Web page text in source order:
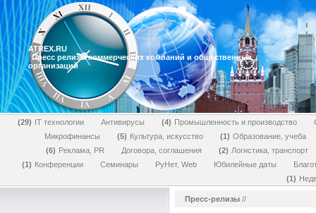
ATREX.RU
Пресс релизы коммерческих компаний и общественных
организаций
29 IT технологии Антивирусы 4 Промышленность и производство
Микрофинансы
5 Культура, искусство 1
Образование, учеба
6
Реклама, PR Договора, соглашения 2
Логистика, транспорт
1
Конференции Семинары РуНет, Web Юбилейные даты
1
Пресс-релизы //